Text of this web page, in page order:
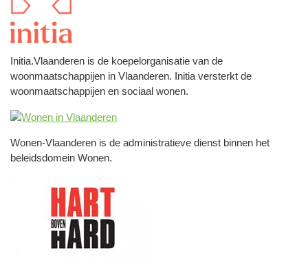
Initia.Vlaanderen is de koepelorganisatie van de
woonmaatschappijen in Vlaanderen. Initia versterkt de
woonmaatschappijen en sociaal wonen.
Wonen-Vlaanderen is de administratieve dienst binnen het
beleidsdomein Wonen.